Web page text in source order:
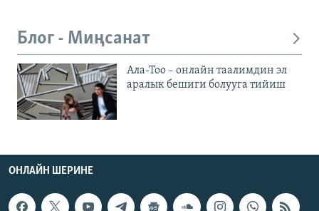
Блог - Миңсанат
Ала-Тоо – онлайн таалимдин эл
аралык бешиги болууга тийиш
ОНЛАЙН ШЕРИНЕ